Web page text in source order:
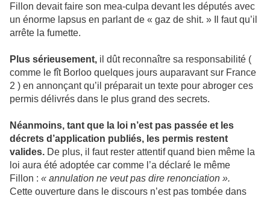
Fillon devait faire son mea-culpa devant les députés avec
un énorme lapsus en parlant de « gaz de shit. » Il faut qu’il
arrête la fumette.
Plus sérieusement, il dût reconnaître sa responsabilité (
comme le fît Borloo quelques jours auparavant sur France
2 ) en annonçant qu’il préparait un texte pour abroger ces
permis délivrés dans le plus grand des secrets.
Néanmoins, tant que la loi n’est pas passée et les
décrets d’application publiés, les permis restent
valides. De plus, il faut rester attentif quand bien même la
loi aura été adoptée car comme l’a déclaré le même
Fillon : « annulation ne veut pas dire renonciation ».
Cette ouverture dans le discours n’est pas tombée dans